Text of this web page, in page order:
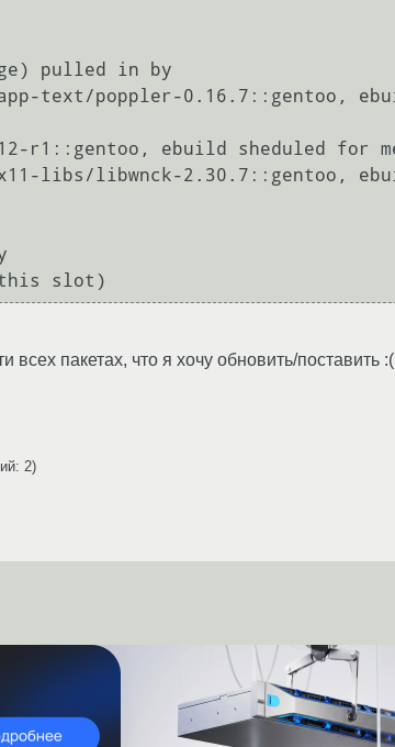
pulled in by
пакетах, что я хочу обновить/поставить :(
2)